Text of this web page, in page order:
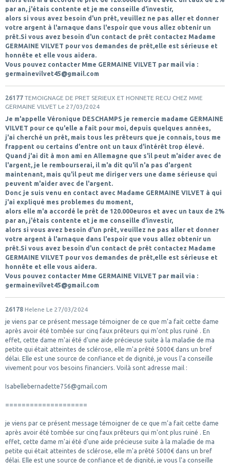
par an, j'étais contente et je me conseille d'investir,
alors si vous avez besoin d'un prêt, veuillez ne pas aller et donner
votre argent à l'arnaque dans l'espoir que vous allez obtenir un
prêt.Si vous avez besoin d'un contact de prêt contactez Madame
GERMAINE VILVET pour vos demandes de prêt,elle est sérieuse et
honnête et elle vous aidera.
Vous pouvez contacter Mme GERMAINE VILVET par mail via :
germainevilvet45@gmail.com
26177 TEMOIGNAGE DE PRET SERIEUX ET HONNETE RECU CHEZ MME
GERMAINE VILVET Le 27/03/2024
Je m'appelle Véronique DESCHAMPS je remercie madame GERMAINE
VILVET pour ce qu'elle a fait pour moi, depuis quelques années,
j'ai cherché un prêt, mais tous les prêteurs que je connais, tous me
frappent ou certains d'entre ont un taux d'intérêt trop élevé.
Quand j'ai dit à mon ami en Allemagne que s'il peut m'aider avec de
l'argent, je le rembourserai, il m'a dit qu'il n'a pas d'argent
maintenant, mais qu'il peut me diriger vers une dame sérieuse qui
peuvent m'aider avec de l'argent.
Donc je suis venu en contact avec Madame GERMAINE VILVET à qui
j'ai expliqué mes problemes du moment,
alors elle m'a accordé le prêt de 120.000euros et avec un taux de 2%
par an, j'étais contente et je me conseille d'investir,
alors si vous avez besoin d'un prêt, veuillez ne pas aller et donner
votre argent à l'arnaque dans l'espoir que vous allez obtenir un
prêt.Si vous avez besoin d'un contact de prêt contactez Madame
GERMAINE VILVET pour vos demandes de prêt,elle est sérieuse et
honnête et elle vous aidera.
Vous pouvez contacter Mme GERMAINE VILVET par mail via :
germainevilvet45@gmail.com
26178 Helene Le 27/03/2024
je viens par ce présent message témoigner de ce que m’a fait cette dame
après avoir été tombée sur cinq faux prêteurs qui m'ont plus ruiné . En
effet, cette dame m'ai été d'une aide précieuse suite à la maladie de ma
petite qui était atteintes de sclérose, elle m'a prêté 5000€ dans un bref
délai. Elle est une source de confiance et de dignité, je vous l'a conseille
vivement pour vos besoins financiers. Voilà sont adresse mail :
Isabellebernadette756@gmail.com
====================
je viens par ce présent message témoigner de ce que m’a fait cette dame
après avoir été tombée sur cinq faux prêteurs qui m'ont plus ruiné . En
effet, cette dame m'ai été d'une aide précieuse suite à la maladie de ma
petite qui était atteintes de sclérose, elle m'a prêté 5000€ dans un bref
délai. Elle est une source de confiance et de dignité, je vous l'a conseille